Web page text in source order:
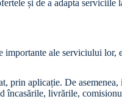
și de a adapta
ale serviciului
aplicație. De
livrările,